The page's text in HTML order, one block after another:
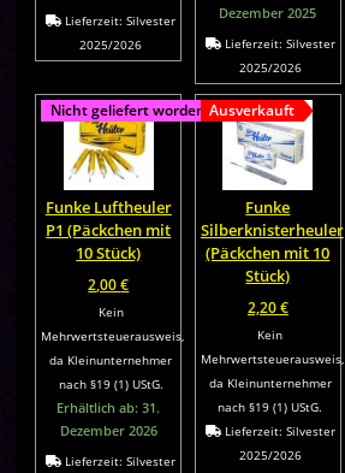
Lieferzeit:Silvester
2025/2026
Dezember 2025
Lieferzeit: Silvester
2025/2026
Nicht geliefert worden!
Funke Luftheuler
P1 (Päckchen mit
10 Stück)
2,00€
Kein
Mehrwertsteuerausweis,
da Kleinunternehmer
nach §19 (1) UStG.
Erhältlich ab: 31.
Dezember 2026
Lieferzeit:Silvester
Ausverkauft
Funke
Silberknisterheuler
(Päckchen mit 10
Stück)
2,20€
Kein
Mehrwertsteuerausweis,
da Kleinunternehmer
nach §19 (1) UStG.
Lieferzeit: Silvester
2025/2026